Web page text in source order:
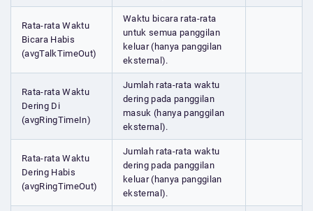
Rata-rata Waktu
Bicara Habis
(avgTalkTimeOut)
Waktu bicara rata-rata
untuk semua panggilan
keluar (hanya panggilan
eksternal).
Rata-rata Waktu
Dering Di
(avgRingTimeIn)
Jumlah rata-rata waktu
dering pada panggilan
masuk (hanya panggilan
eksternal).
Rata-rata Waktu
Dering Habis
(avgRingTimeOut)
Jumlah rata-rata waktu
dering pada panggilan
keluar (hanya panggilan
eksternal).